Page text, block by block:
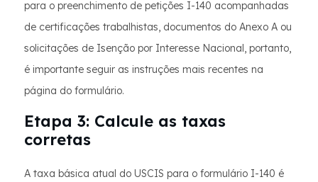
para o preenchimento de petições I-140 acompanhadas
de certificações trabalhistas, documentos do Anexo A ou
solicitações de Isenção por Interesse Nacional, portanto,
é importante seguir as instruções mais recentes na
página do formulário.
Etapa 3: Calcule as taxas
corretas
A taxa básica atual do USCIS para o formulário I-140 é